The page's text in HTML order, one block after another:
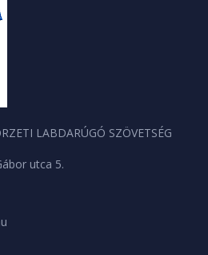
LABDARÚGÓ SZÖVETSÉG
utca 5.